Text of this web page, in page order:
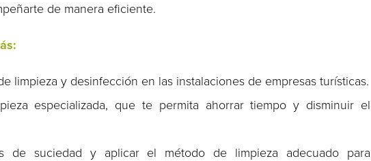
de manera eficiente.
limpieza y desinfección en las instalaciones de empresas turísticas.
especializada, que te permita ahorrar tiempo y disminuir el
de suciedad y aplicar el método de limpieza adecuado para